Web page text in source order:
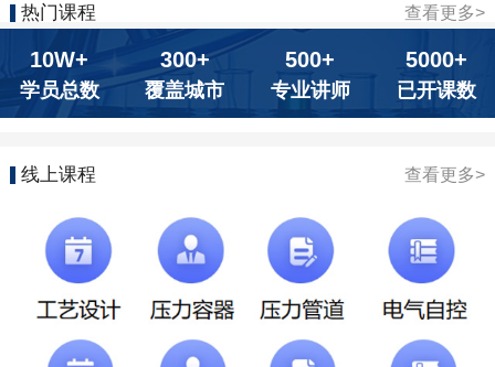
热门课程 查看更多>
10W+
学员总数
300+
覆盖城市
500+
专业讲师
5000+
已开课数
线上课程 查看更多>